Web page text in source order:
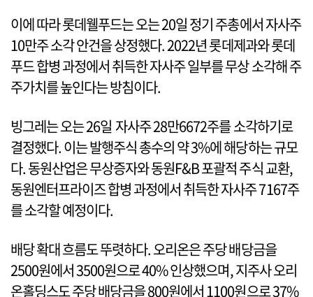
이에 따라 롯데웰푸드는 오는 20일 정기 주총에서 자사주
10만주 소각 안건을 상정했다. 2022년 롯데제과와 롯데
푸드 합병 과정에서 취득한 자사주 일부를 무상 소각해 주
주가치를 높인다는 방침이다.
빙그레는 오는 26일 자사주 28만6672주를 소각하기로
결정했다. 이는 발행주식 총수의 약 3%에 해당하는 규모
다. 동원산업은 무상증자와 동원F&B 포괄적 주식 교환,
동원엔터프라이즈 합병 과정에서 취득한 자사주 7167주
를 소각할 예정이다.
배당 확대 흐름도 뚜렷하다. 오리온은 주당 배당금을
2500원에서 3500원으로 40% 인상했으며, 지주사 오리
온홀딩스도 주당 배당금을 800원에서 1100원으로 37%